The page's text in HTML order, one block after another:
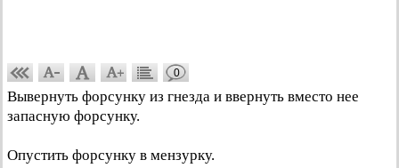
0
Вывернуть форсунку из гнезда и ввернуть вместо нее
запасную форсунку.
Опустить форсунку в мензурку.